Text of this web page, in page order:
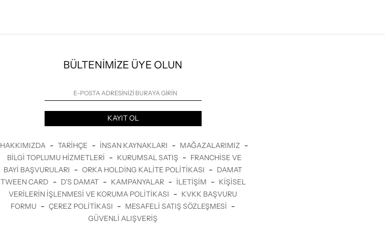
BÜLTENİMİZE ÜYE OLUN
KAYIT OL
HAKKIMIZDA - TARIHÇE - İNSAN KAYNAKLARI - MAĞAZALARIMIZ -
BILGI TOPLUMU HIZMETLERI - KURUMSAL SATIŞ - FRANCHISE VE
BAYI BAŞVURULARI - ORKA HOLDING KALITE POLITIKASI - DAMAT
TWEEN CARD - D’S DAMAT - KAMPANYALAR - İLETİŞİM - KIŞISEL
VERILERIN İŞLENMESI VE KORUMA POLITIKASI - KVKK BAŞVURU
FORMU - ÇEREZ POLITIKASI - MESAFELI SATIŞ SÖZLEŞMESI -
GÜVENLI ALIŞVERIŞ